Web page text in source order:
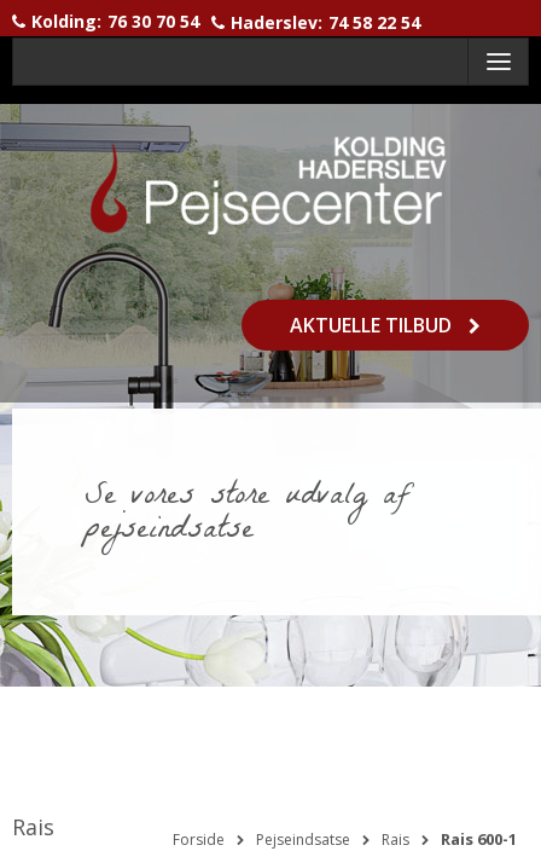
Kolding: 76 30 70 54 Haderslev: 74 58 22 54
Menu
AKTUELLE TILBUD
Se vores store udvalg af
pejseindsatse
Forside Pejseindsatse Rais Rais 600-1
Rais